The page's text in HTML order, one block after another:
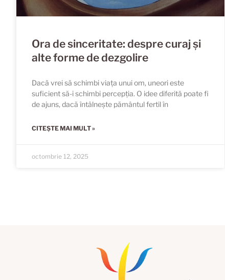
Ora de sinceritate: despre curaj și
alte forme de dezgolire
Dacă vrei să schimbi viața unui om, uneori este
suficient să-i schimbi percepția. O idee diferită poate fi
de ajuns, dacă întâlnește pământul fertil în
CITEȘTE MAI MULT »
octombrie 12, 2025